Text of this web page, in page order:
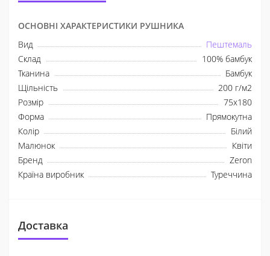
ОСНОВНІ ХАРАКТЕРИСТИКИ РУШНИКА
Вид
Пештемаль
Склад
100% бамбук
Тканина
Бамбук
Щільність
200 г/м2
Розмір
75х180
Форма
Прямокутна
Колір
Білий
Малюнок
Квіти
Бренд
Zeron
Країна виробник
Туреччина
Доставка